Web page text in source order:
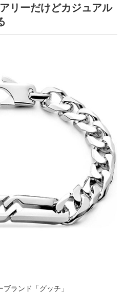
リーだけどカジュアル
ランド「グッチ」